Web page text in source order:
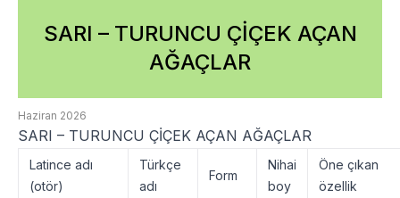
SARI – TURUNCU ÇİÇEK AÇAN
AĞAÇLAR
Haziran 2026
SARI – TURUNCU ÇİÇEK AÇAN AĞAÇLAR
Latince adı
(otör)
Türkçe
adı
Form
Nihai
boy
Öne çıkan
özellik